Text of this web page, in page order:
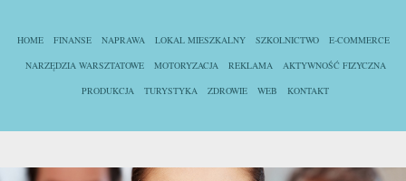
HOME FINANSE NAPRAWA LOKAL MIESZKALNY SZKOLNICTWO
E-COMMERCE
NARZĘDZIA WARSZTATOWE
MOTORYZACJA REKLAMA
AKTYWNOŚĆ FIZYCZNA
PRODUKCJA
TURYSTYKA ZDROWIE WEB KONTAKT